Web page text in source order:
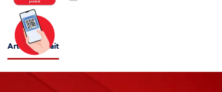
Artikel Terkait